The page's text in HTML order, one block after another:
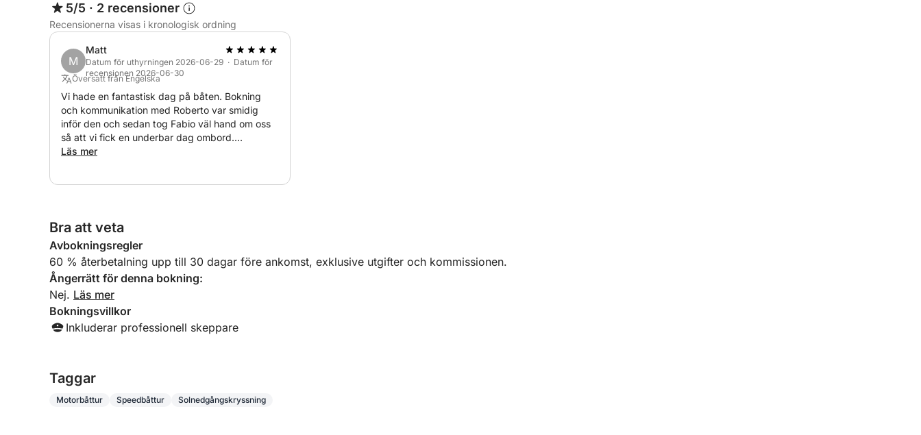
Din båt är utrustad för både fart och komfort, med:
- Gyroskopiska stabilisatorer för en mjuk körning
- Kapten och bränsle ingår i priset
Varför du kommer att älska det:
- Adrenalinfylld höghastighetstur över 10 knop
- Fantastisk utsikt över solnedgången längs kusten
- Aktiviteter som SUP, snorkling och simning
- Koppla av med en aperitif när solen går ner
- Kapten och bränsle ingår
Boka din Sunset Adrenaline Rush nu för ett oförglömligt höghastighetsäventyr och den
vackraste solnedgången över Puglias kust!
5/5 · 2 recensioner
Recensionerna visas i kronologisk ordning
M
Matt
Datum för uthyrningen 2026-06-29 · Datum för
recensionen 2026-06-30
Översatt från Engelska
Vi hade en fantastisk dag på båten. Bokning
och kommunikation med Roberto var smidig
inför den och sedan tog Fabio väl hand om oss
så att vi fick en underbar dag ombord.
Rekommenderas starkt.
Läs mer
Bra att veta
Avbokningsregler
60 % återbetalning upp till 30 dagar före ankomst, exklusive utgifter och kommissionen.
Ångerrätt för denna bokning:
Nej. Läs mer
Bokningsvillkor
Inkluderar professionell skeppare
Taggar
Motorbåttur Speedbåttur Solnedgångskryssning